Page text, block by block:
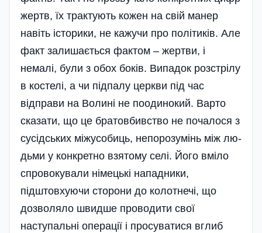
жертв, їх трактують кожен на свій манер
навіть історики, не кажучи про політиків. Але
факт залишається фактом – жертви, і
немалі, були з обох боків. Випадок розстрі­лу
в костелі, а чи підпалу церкви під час
відправи на Волині не поодинокий. Варто
сказати, що це братовбивство не почалося з
сусідських міжусобиць, непорозумінь між лю­
дьми у конкретно взятому селі. Його вміло
спровокували німецькі нападники,
підштовхуючи сторони до колотнечі, що
дозволяло швидше проводити свої
наступальні операції і просуватися вглиб